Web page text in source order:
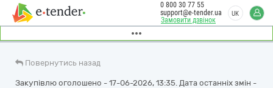
Замовити дзвінок
0 800 30 77 55
support@e-tender.ua
UK
Повернутись назад
Закупівлю оголошено - 17-06-2026, 13:35. Дата останніх змін -